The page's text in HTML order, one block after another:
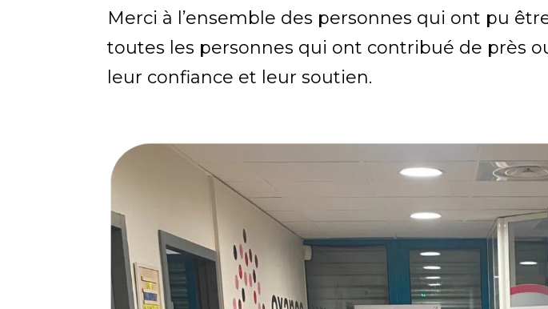
Merci à l’ensemble des personnes qui ont pu
toutes les personnes qui ont contribué de près
leur confiance et leur soutien.